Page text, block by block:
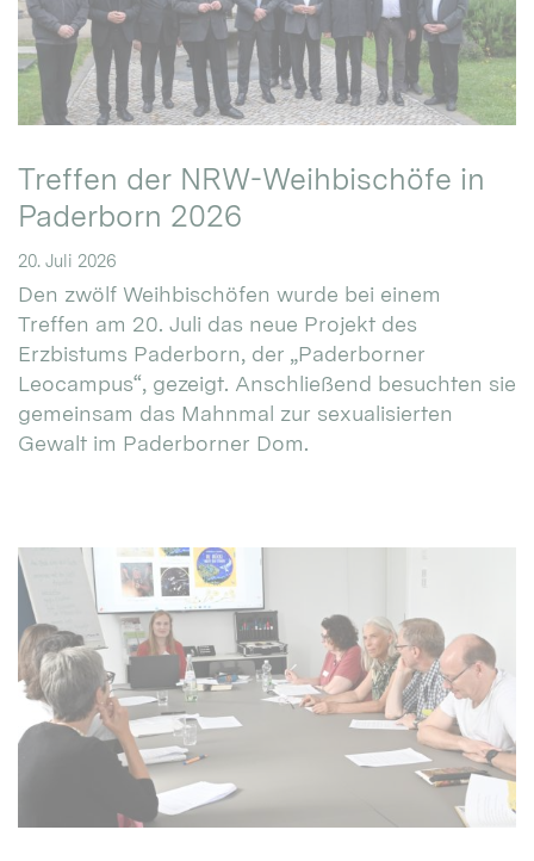
Treffen der NRW-Weihbischöfe in
Paderborn 2026
20. Juli 2026
Den zwölf Weihbischöfen wurde bei einem
Treffen am 20. Juli das neue Projekt des
Erzbistums Paderborn, der „Paderborner
Leocampus“, gezeigt. Anschließend besuchten sie
gemeinsam das Mahnmal zur sexualisierten
Gewalt im Paderborner Dom.